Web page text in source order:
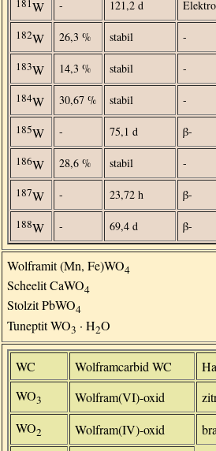
181W - 121,2 d
182W 26,3 % stabil -
183W 14,3 % stabil -
184W 30,67 % stabil -
185W - 75,1 d β-
186W 28,6 % stabil -
187W - 23,72 h β-
188W - 69,4 d β-
Wolframit (Mn, Fe)WO4
Scheelit CaWO4
Stolzit PbWO4
Tuneptit WO3 · H2O
WC Wolframcarbid WC
WO3 Wolfram(VI)-oxid
WO2 Wolfram(IV)-oxid